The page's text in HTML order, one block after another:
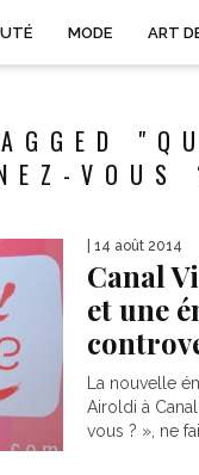
MODE ART
VOUS
| 14 août 2014
Canal
et une
La nouvelle
Airoldi à
vous ? », ne